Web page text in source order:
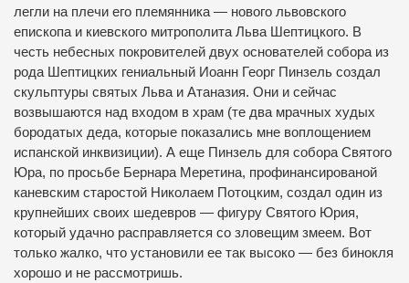
легли на плечи его племянника — нового львовского
епископа и киевского митрополита Льва Шептицкого. В
честь небесных покровителей двух основателей собора из
рода Шептицких гениальный Иоанн Георг Пинзель создал
скульптуры святых Льва и Атаназия. Они и сейчас
возвышаются над входом в храм (те два мрачных худых
бородатых деда, которые показались мне воплощением
испанской инквизиции). А еще Пинзель для собора Святого
Юра, по просьбе Бернара Меретина, профинансированой
каневским старостой Николаем Потоцким, создал один из
крупнейших своих шедевров — фигуру Святого Юрия,
который удачно расправляется со зловещим змеем. Вот
только жалко, что установили ее так высоко — без бинокля
хорошо и не рассмотришь.